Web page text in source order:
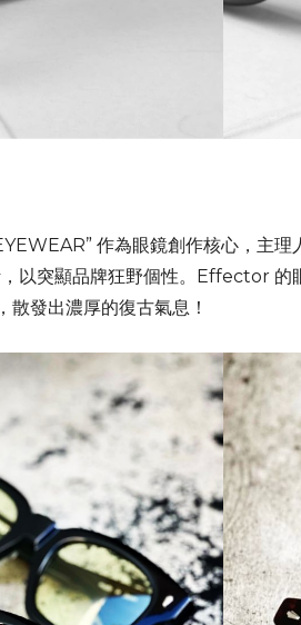
作為眼鏡創作核心，主理
以突顯品牌狂野個性。Effector 的
發出濃厚的復古氣息！